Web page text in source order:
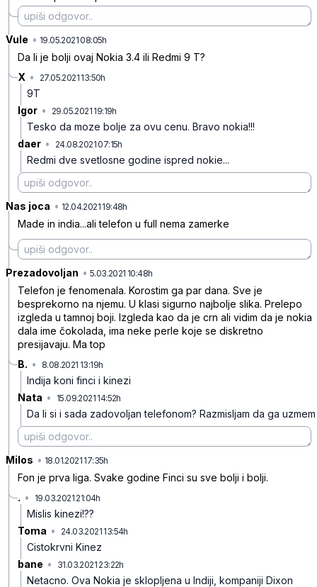
Vule • 19.05.2021 08:05h
Da li je bolji ovaj Nokia 3.4 ili Redmi 9 T?
X • 27.05.2021 13:50h
9T
Igor • 29.05.2021 19:19h
Tesko da moze bolje za ovu cenu. Bravo nokia!!!
daer • 24.08.2021 07:15h
Redmi dve svetlosne godine ispred nokie...
Nas joca • 12.04.2021 19:48h
Made in india...ali telefon u full nema zamerke
Prezadovoljan • 5.03.2021 10:48h
Telefon je fenomenala. Korostim ga par dana. Sve je
besprekorno na njemu. U klasi sigurno najbolje slika. Prelepo
izgleda u tamnoj boji. Izgleda kao da je crn ali vidim da je nokia
dala ime čokolada, ima neke perle koje se diskretno
presijavaju. Ma top
B. • 8.08.2021 13:19h
Indija koni finci i kinezi
Nata • 15.09.2021 14:52h
Da li si i sada zadovoljan telefonom? Razmisljam da ga uzmem
Milos • 18.01.2021 17:35h
Fon je prva liga. Svake godine Finci su sve bolji i bolji.
. • 19.03.2021 21:04h
Mislis kinezi!??
Toma • 24.03.2021 13:54h
Cistokrvni Kinez
bane • 31.03.2021 23:22h
Netacno. Ova Nokia je sklopljena u Indiji, kompaniji Dixon